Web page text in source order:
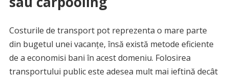
Costurile de transport pot reprezenta o mare parte
din bugetul unei vacanțe, însă există metode eficiente
de a economisi bani în acest domeniu. Folosirea
transportului public este adesea mult mai ieftină decât